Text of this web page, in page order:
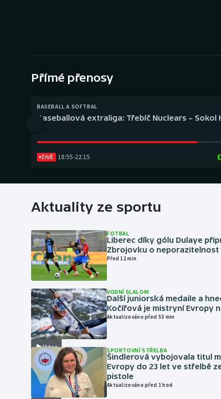
Gymnastika
Přímé přenosy
BASEBALL A SOFTBAL
Baseballová extraliga: Třebíč Nuclears – Sokol
ŽIVĚ 18:55-22:15
Aktuality ze sportu
FOTBAL
Liberec díky gólu Dulaye
Zbrojovku o neporazitelnost
Před 12 min
Video
VODNÍ SLALOM
Další juniorská medaile a
Kočířová je mistryní Evropy
Aktualizováno před 53 min
SPORTOVNÍ STŘELBA
Šindlerová vybojovala titul
Evropy do 23 let ve střelbě
pistole
Aktualizováno před 1 hod